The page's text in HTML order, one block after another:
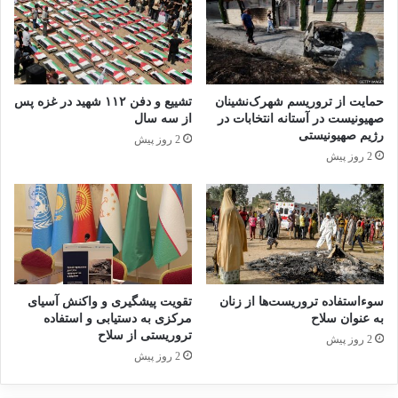
افرادی که احتمال می‌دادند وابسته به جمهوری
اسلامی هستند را ربوده و با شکنجه از آن‌ها
اطلاعات به دست آورند تا متوجه شوند از چه
نقاطی ضربه خورده‌اند، این موضوع به عنوان
عملیات مهندسی مطرح بوده است.
وکیل شکات با معرفی کتاب «عملیات مهندسی» در
دادگاه گفت: این کتاب تمام مدارک و مسائل
مربوط به عملیات‌های مهندسی را، مستندسازی
کرده است. این کتاب توسط انتشارات مرکز اسناد
انقلاب اسلامی منتشر شده است.
کاظمی همچنین با معرفی کتابی با عنوان «شکنجه»
حمایت از تروریسم شهرک‌نشینان
صهیونیست در آستانه انتخابات در
رژیم صهیونیستی
2 روز پیش
تشییع و دفن ۱۱۲ شهید در غزه پس
از سه سال
2 روز پیش
سوءاستفاده تروریست‌ها از زنان
به عنوان سلاح
2 روز پیش
تقویت پیشگیری و واکنش آسیای
مرکزی به دستیابی و استفاده
تروریستی از سلاح
2 روز پیش